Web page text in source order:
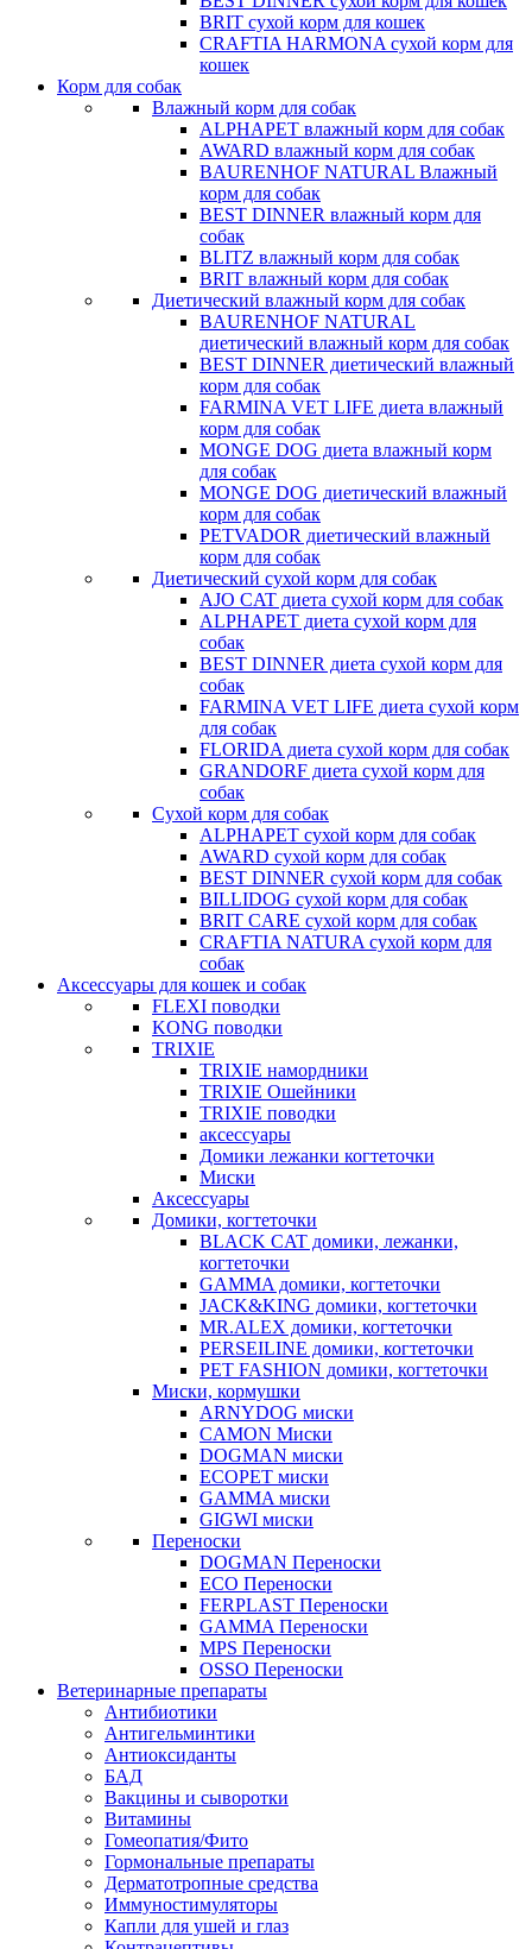
BRIT сухой корм для кошек
CRAFTIA HARMONA сухой корм для
кошек
Корм для собак
Влажный корм для собак
ALPHAPET влажный корм для собак
AWARD влажный корм для собак
BAURENHOF NATURAL Влажный
корм для собак
BEST DINNER влажный корм для
собак
BLITZ влажный корм для собак
BRIT влажный корм для собак
Диетический влажный корм для собак
BAURENHOF NATURAL
диетический влажный корм для собак
BEST DINNER диетический влажный
корм для собак
FARMINA VET LIFE диета влажный
корм для собак
MONGE DOG диета влажный корм
для собак
MONGE DOG диетический влажный
корм для собак
PETVADOR диетический влажный
корм для собак
Диетический сухой корм для собак
AJO CAT диета сухой корм для собак
ALPHAPET диета сухой корм для
собак
BEST DINNER диета сухой корм для
собак
FARMINA VET LIFE диета сухой корм
для собак
FLORIDA диета сухой корм для собак
GRANDORF диета сухой корм для
собак
Сухой корм для собак
ALPHAPET сухой корм для собак
AWARD сухой корм для собак
BEST DINNER сухой корм для собак
BILLIDOG cухой корм для собак
BRIT CARE сухой корм для собак
CRAFTIA NATURA сухой корм для
собак
Аксессуары для кошек и собак
FLEXI поводки
KONG поводки
TRIXIE
TRIXIE намордники
TRIXIE Ошейники
TRIXIE поводки
аксессуары
Домики лежанки когтеточки
Миски
Аксессуары
Домики, когтеточки
BLACK CAT домики, лежанки,
когтеточки
GAMMA домики, когтеточки
JACK&KING домики, когтеточки
MR.ALEX домики, когтеточки
PERSEILINE домики, когтеточки
PET FASHION домики, когтеточки
Миски, кормушки
ARNYDOG миски
CAMON Миски
DOGMAN миски
ECOPET миски
GAMMA миски
GIGWI миски
Переноски
DOGMAN Переноски
ECO Переноски
FERPLAST Переноски
GAMMA Переноски
MPS Переноски
OSSO Переноски
Ветеринарные препараты
Антибиотики
Антигельминтики
Антиоксиданты
БАД
Вакцины и сыворотки
Витамины
Гомеопатия/Фито
Гормональные препараты
Дерматотропные средства
Иммуностимуляторы
Капли для ушей и глаз